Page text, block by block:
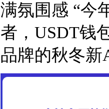
满氛围感 “今
者，USDT钱
品牌的秋冬新